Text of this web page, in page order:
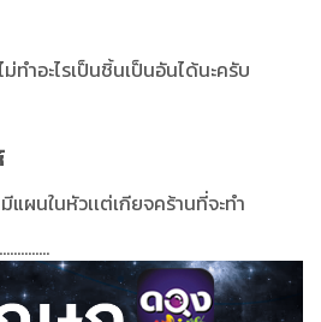
ำอะไรเป็นชิ้นเป็นอันได้นะครับ
ผนในหัวเเต่เกียจคร้านที่จะทำ